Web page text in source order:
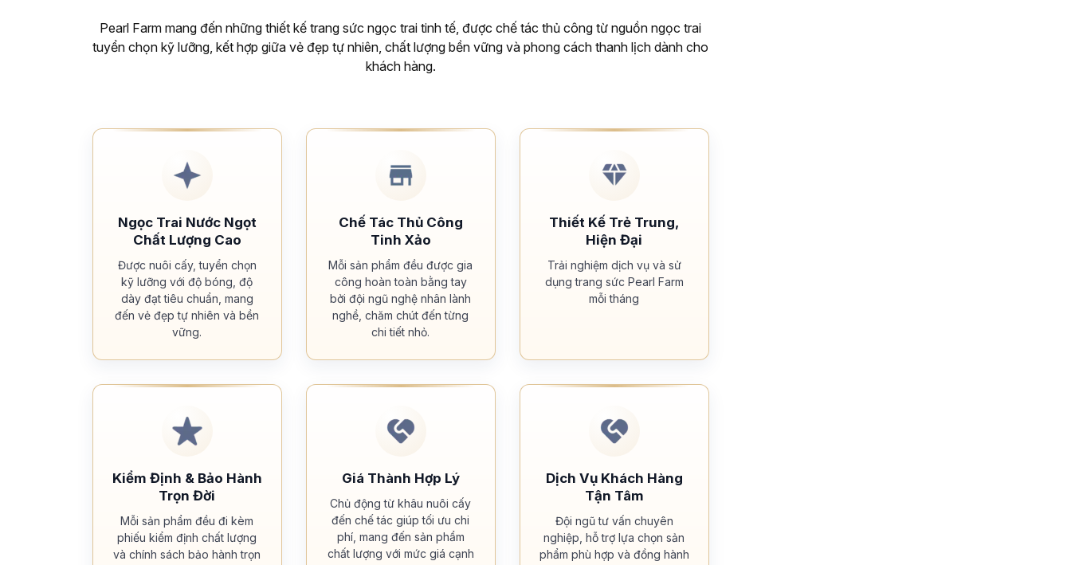
Pearl Farm mang đến những thiết kế trang sức ngọc trai tinh tế, được chế tác thủ công từ nguồn ngọc trai
tuyển chọn kỹ lưỡng, kết hợp giữa vẻ đẹp tự nhiên, chất lượng bền vững và phong cách thanh lịch dành cho
khách hàng.
Ngọc Trai Nước Ngọt
Chất Lượng Cao
Được nuôi cấy, tuyển chọn
kỹ lưỡng với độ bóng, độ
dày đạt tiêu chuẩn, mang
đến vẻ đẹp tự nhiên và bền
vững.
Chế Tác Thủ Công
Tinh Xảo
Mỗi sản phẩm đều được gia
công hoàn toàn bằng tay
bởi đội ngũ nghệ nhân lành
nghề, chăm chút đến từng
chi tiết nhỏ.
Thiết Kế Trẻ Trung,
Hiện Đại
Trải nghiệm dịch vụ và sử
dụng trang sức Pearl Farm
mỗi tháng
Kiểm Định & Bảo Hành
Trọn Đời
Mỗi sản phẩm đều đi kèm
phiếu kiểm định chất lượng
và chính sách bảo hành trọn
Giá Thành Hợp Lý
Chủ động từ khâu nuôi cấy
đến chế tác giúp tối ưu chi
phí, mang đến sản phẩm
chất lượng với mức giá cạnh
Dịch Vụ Khách Hàng
Tận Tâm
Đội ngũ tư vấn chuyên
nghiệp, hỗ trợ lựa chọn sản
phẩm phù hợp và đồng hành